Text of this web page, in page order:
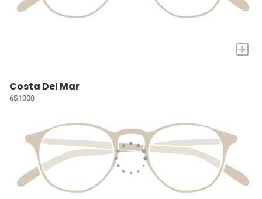
+
Costa Del Mar
6S1008